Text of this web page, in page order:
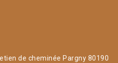
de cheminée Pargny 80190